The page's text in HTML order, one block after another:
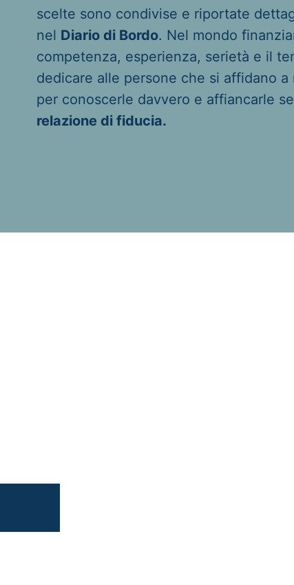
scelte sono condivise e riportate
nel Diario di Bordo. Nel mondo
competenza, esperienza, serietà e il
dedicare alle persone che si affidano a
per conoscerle davvero e affiancarle
relazione di fiducia.